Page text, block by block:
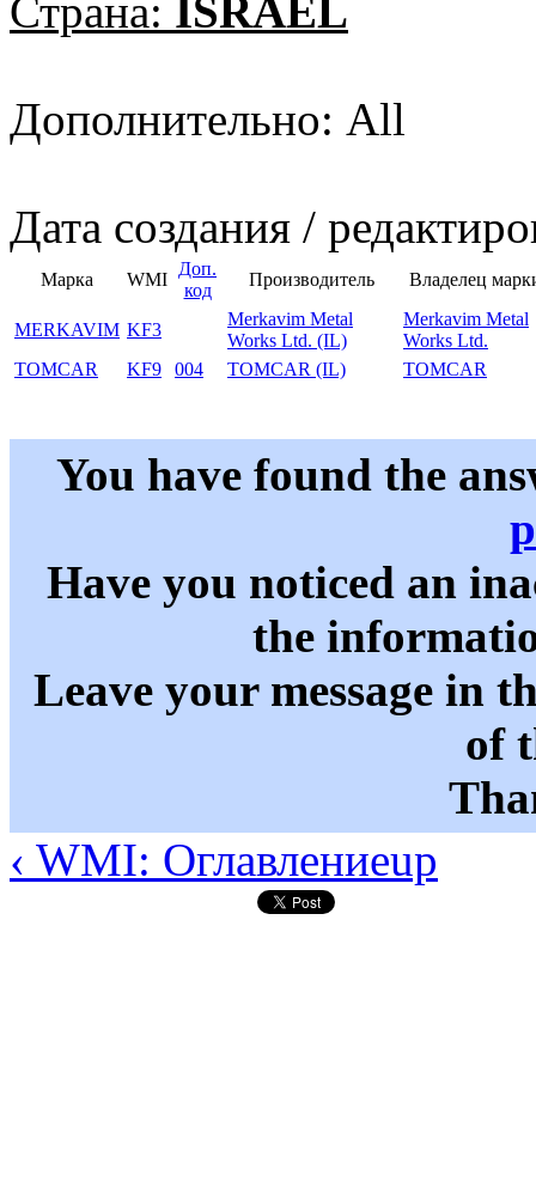
Страна: ISRAEL
Дополнительно: All
Дата создания /
Марка WMI
Доп.
код
Производитель Владелец
MERKAVIM KF3
Merkavim Metal
Works Ltd. (IL)
Merkavim Metal
Works Ltd.
TOMCAR
KF9 004 TOMCAR (IL) TOMCAR
You have found the
Have you noticed an
the
Leave your message in
of
‹ WMI: Оглавлениеup